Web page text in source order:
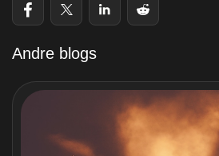
Andre blogs